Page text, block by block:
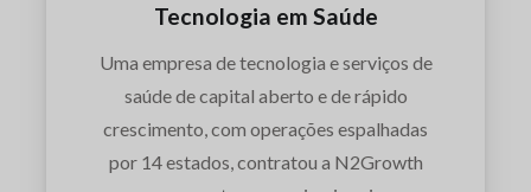
Tecnologia em Saúde
Uma empresa de tecnologia e serviços de
saúde de capital aberto e de rápido
crescimento, com operações espalhadas
por 14 estados, contratou a N2Growth